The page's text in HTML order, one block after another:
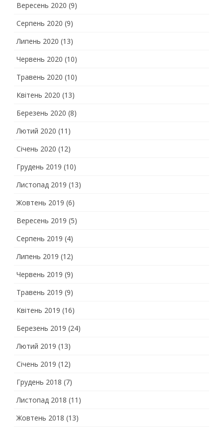
Вересень 2020 (9)
Серпень 2020 (9)
Липень 2020 (13)
Червень 2020 (10)
Травень 2020 (10)
Квітень 2020 (13)
Березень 2020 (8)
Лютий 2020 (11)
Січень 2020 (12)
Грудень 2019 (10)
Листопад 2019 (13)
Жовтень 2019 (6)
Вересень 2019 (5)
Серпень 2019 (4)
Липень 2019 (12)
Червень 2019 (9)
Травень 2019 (9)
Квітень 2019 (16)
Березень 2019 (24)
Лютий 2019 (13)
Січень 2019 (12)
Грудень 2018 (7)
Листопад 2018 (11)
Жовтень 2018 (13)